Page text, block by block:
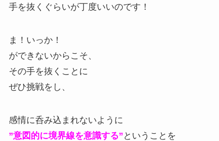
手を抜くぐらいが丁度いいのです！
ま！いっか！
ができないからこそ、
その手を抜くことに
ぜひ挑戦をし、
感情に呑み込まれないように
”意図的に境界線を意識する” ということを